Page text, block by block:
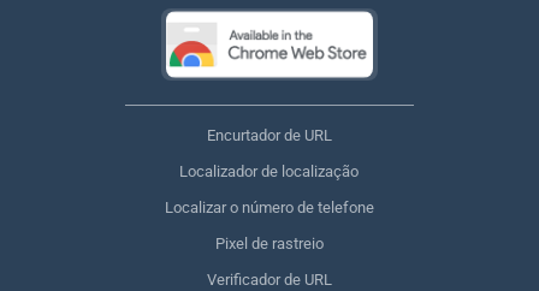
Encurtador de URL
Localizador de localização
Localizar o número de telefone
Pixel de rastreio
Verificador de URL